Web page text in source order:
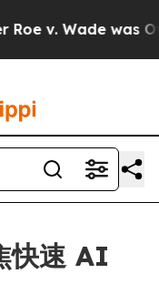
v. Wade was
快速 AI